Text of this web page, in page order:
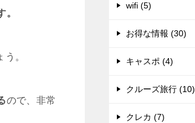
う。
ので、非常
wifi (5)
お得な情報 (30)
キャスポ (4)
クルーズ旅行 (10)
クレカ (7)